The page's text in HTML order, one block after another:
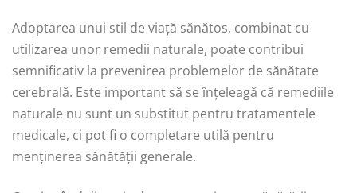
Adoptarea unui stil de viață sănătos, combinat cu
utilizarea unor remedii naturale, poate contribui
semnificativ la prevenirea problemelor de sănătate
cerebrală. Este important să se înțeleagă că remediile
naturale nu sunt un substitut pentru tratamentele
medicale, ci pot fi o completare utilă pentru
menținerea sănătății generale.